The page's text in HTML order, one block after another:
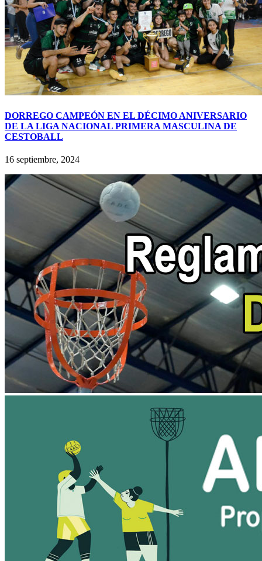
DORREGO CAMPEÓN EN EL DÉCIMO ANIVERSARIO
DE LA LIGA NACIONAL PRIMERA MASCULINA DE
CESTOBALL
16 septiembre, 2024